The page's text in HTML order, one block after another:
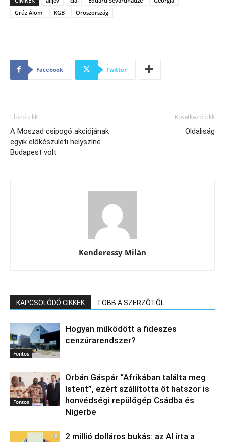
Grúz Álom
KGB Oroszország
Facebook Twitter
Előző cikk
A Moszad csipogó akciójának
egyik előkészületi helyszíne
Budapest volt
Következő cikk
Oldaliság
Kenderessy Milán
KAPCSOLÓDÓ CIKKEK TÖBB A SZERZŐTŐL
Fontos
Hogyan működött a fideszes
cenzúrarendszer?
Fontos
Orbán Gáspár “Afrikában találta meg
Istent”, ezért szállította őt hatszor is
honvédségi repülőgép Csádba és
Nigerbe
2 millió dolláros bukás: az AI írta a